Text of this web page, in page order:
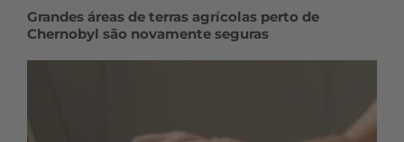
Grandes áreas de terras agrícolas perto de
Chernobyl são novamente seguras